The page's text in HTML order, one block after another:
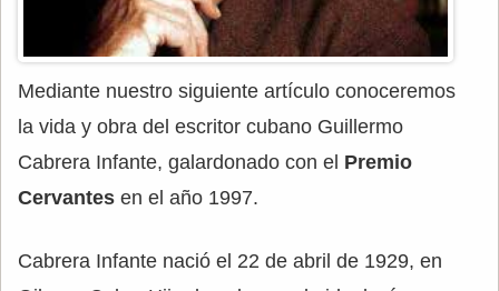
Mediante nuestro siguiente artículo conoceremos
la vida y obra del escritor cubano Guillermo
Cabrera Infante, galardonado con el Premio
Cervantes en el año 1997.
Cabrera Infante nació el 22 de abril de 1929, en